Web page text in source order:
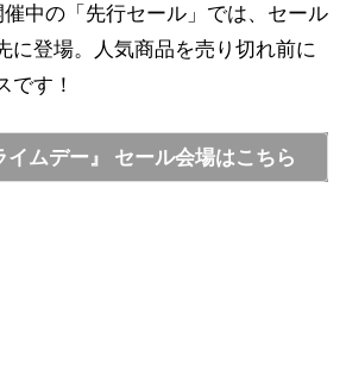
中の「先行セール」では、セール
に登場。人気商品を売り切れ前に
です！
イムデー』 セール会場はこちら